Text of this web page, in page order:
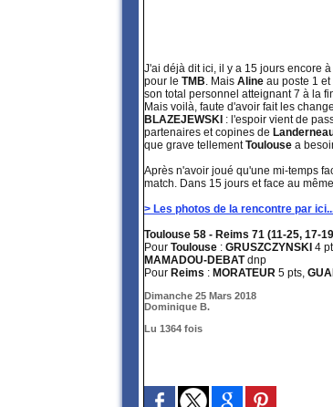
J'ai déjà dit ici, il y a 15 jours encore
pour le TMB. Mais Aline au poste 1 et
son total personnel atteignant 7 à la
Mais voilà, faute d'avoir fait les
BLAZEJEWSKI : l'espoir vient de
partenaires et copines de
que grave tellementToulouse a
Après n'avoir joué qu'une mi-temps
match. Dans 15 jours et face au
> Les photos de la rencontre par
Toulouse 58 - Reims 71 (11-25, 17-
Pour Toulouse : GRUSZCZYNSKI 4
MAMADOU-DEBATdnp
Pour Reims : MORATEUR 5 pts,
Dimanche 25 Mars 2018
Dominique B.
Lu 1364 fois